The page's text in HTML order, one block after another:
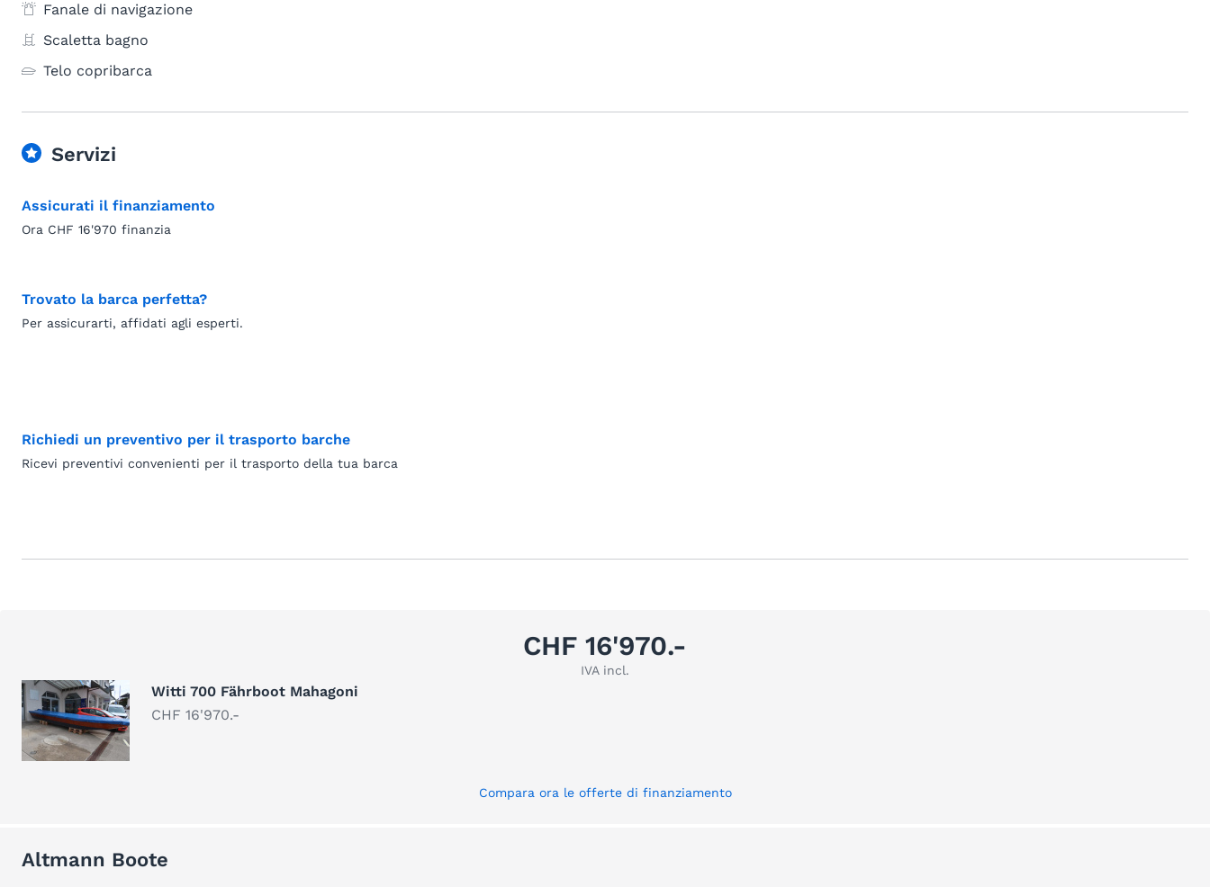
Fanale di navigazione
Scaletta bagno
Telo copribarca
Servizi
Assicurati il finanziamento
Ora CHF 16'970 finanzia
Trovato la barca perfetta?
Per assicurarti, affidati agli esperti.
Richiedi un preventivo per il trasporto barche
Ricevi preventivi convenienti per il trasporto della tua barca
CHF 16'970.-
IVA incl.
Witti 700 Fährboot Mahagoni
CHF 16'970.-
Compara ora le offerte di finanziamento
Altmann Boote